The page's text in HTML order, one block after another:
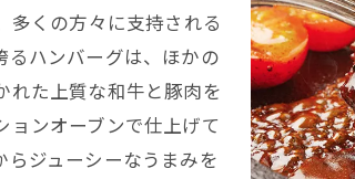
多くの方々に支持される
るハンバーグは、ほかの
れた上質な和牛と豚肉を
ョンオーブンで仕上げて
ジューシーなうまみを